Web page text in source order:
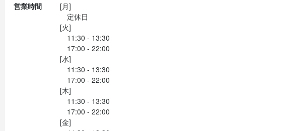
営業時間
[月]
定休日
[火]
11:30 - 13:30
17:00 - 22:00
[水]
11:30 - 13:30
17:00 - 22:00
[木]
11:30 - 13:30
17:00 - 22:00
[金]